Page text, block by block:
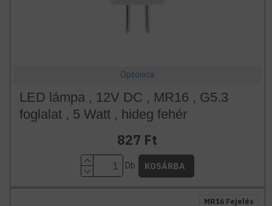
Optonica
LED lámpa , 12V DC , MR16 , G5.3
foglalat , 5 Watt , hideg fehér
827 Ft
Db KOSÁRBA
MR16 Fejelés